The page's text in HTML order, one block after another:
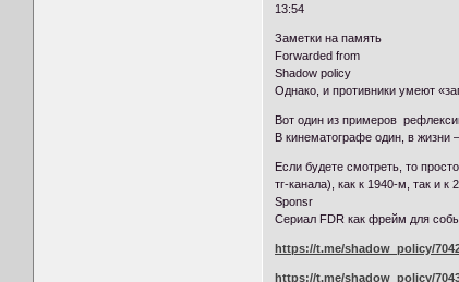
13:54
Заметки на память
Forwarded from
Shadow policy
Однако, и противники умеют
Вот один из примеров
В кинематографе один, в жизни –
Если будете смотреть, то
тг-канала), как к 1940-м, так и к
Sponsr
Сериал FDR как фрейм для
https://t.me/shadow_policy/
https://t.me/shadow_policy/